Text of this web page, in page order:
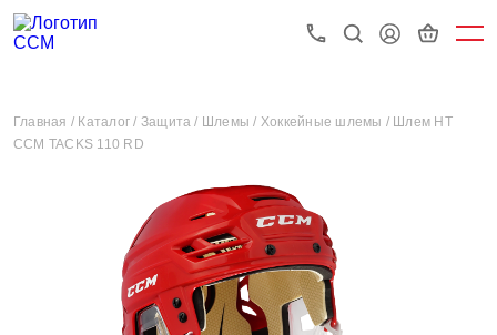
Главная / Каталог / Защита / Шлемы / Хоккейные шлемы / Шлем HT
CCM TACKS 110 RD